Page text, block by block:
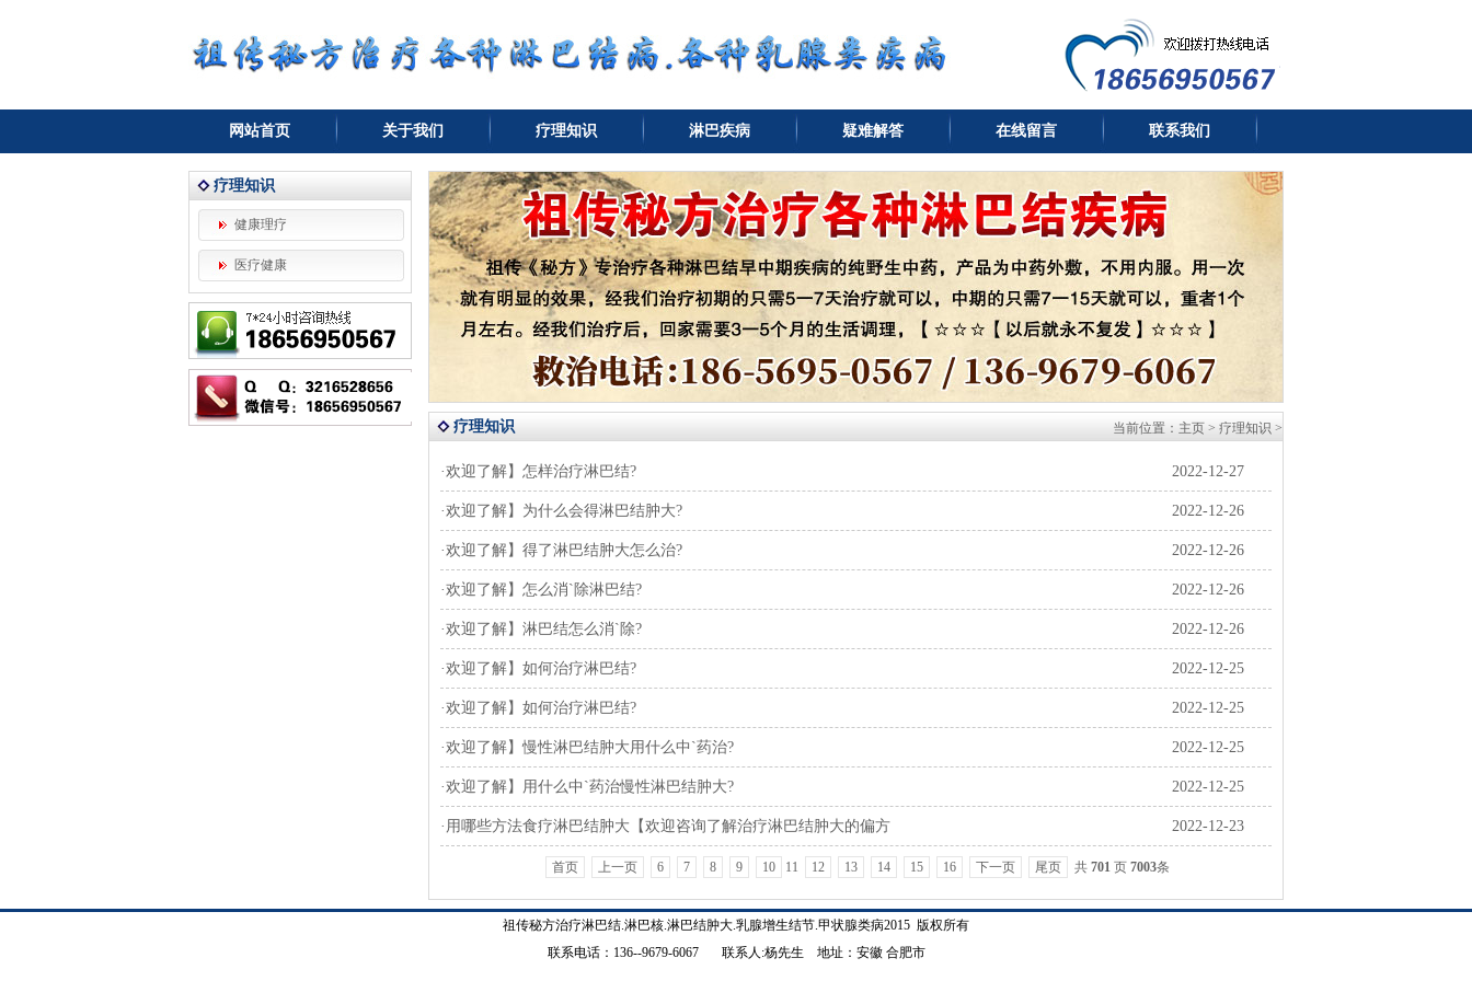
网站首页 关于我们 疗理知识 淋巴疾病 疑难解答 在线留言 联系我们
疗理知识
健康理疗
医疗健康
疗理知识 当前位置： 主页 > 疗理知识 >
·欢迎了解】怎样治疗淋巴结? 2022-12-27
·欢迎了解】为什么会得淋巴结肿大? 2022-12-26
·欢迎了解】得了淋巴结肿大怎么治? 2022-12-26
·欢迎了解】怎么消`除淋巴结? 2022-12-26
·欢迎了解】淋巴结怎么消`除? 2022-12-26
·欢迎了解】如何治疗淋巴结? 2022-12-25
·欢迎了解】如何治疗淋巴结? 2022-12-25
·欢迎了解】慢性淋巴结肿大用什么中`药治? 2022-12-25
·欢迎了解】用什么中`药治慢性淋巴结肿大? 2022-12-25
· 用哪些方法食疗淋巴结肿大【欢迎咨询了解治疗淋巴结肿大的偏方 2022-12-23
首页 上一页 6 7 8 9 10 11 12 13 14 15 16 下一页 尾页 共 701 页 7003条
祖传秘方治疗淋巴结.淋巴核.淋巴结肿大.乳腺增生结节.甲状腺类病2015 版权所有
联系电话：136--9679-6067 联系人:杨先生 地址：安徽 合肥市